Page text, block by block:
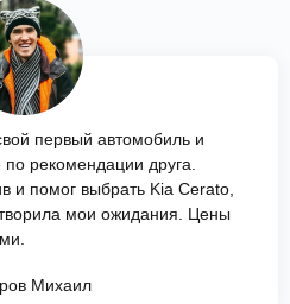
первый автомобиль и
рекомендации друга.
и помог выбрать Kia Cerato,
мои ожидания. Цены
Михаил